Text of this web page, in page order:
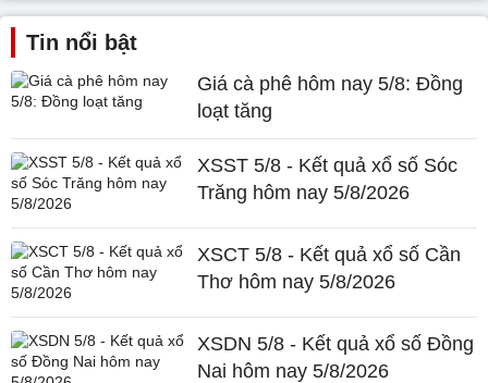
Tin nổi bật
Giá cà phê hôm nay 5/8: Đồng
loạt tăng
XSST 5/8 - Kết quả xổ số Sóc
Trăng hôm nay 5/8/2026
XSCT 5/8 - Kết quả xổ số Cần
Thơ hôm nay 5/8/2026
XSDN 5/8 - Kết quả xổ số Đồng
Nai hôm nay 5/8/2026